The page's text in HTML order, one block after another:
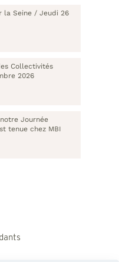
la Seine / Jeudi 26
Collectivités
2026
Journée
tenue chez MBI